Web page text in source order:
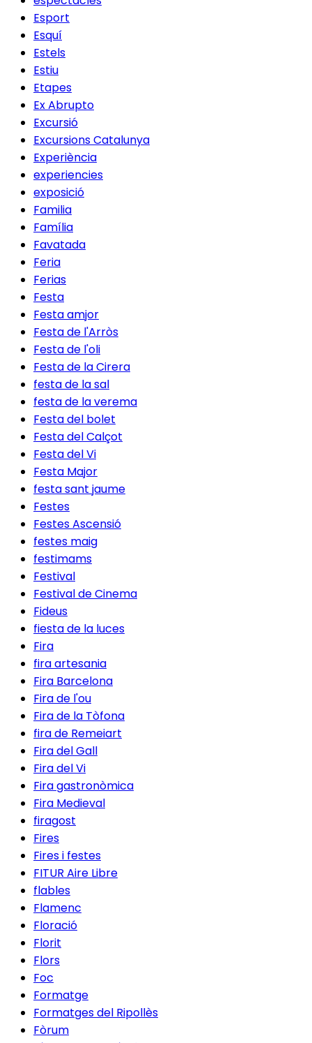
Esport
Esquí
Estels
Estiu
Etapes
Ex Abrupto
Excursió
Excursions Catalunya
Experiència
experiencies
exposició
Familia
Família
Favatada
Feria
Ferias
Festa
Festa amjor
Festa de l'Arròs
Festa de l'oli
Festa de la Cirera
festa de la sal
festa de la verema
Festa del bolet
Festa del Calçot
Festa del Vi
Festa Major
festa sant jaume
Festes
Festes Ascensió
festes maig
festimams
Festival
Festival de Cinema
Fideus
fiesta de la luces
Fira
fira artesania
Fira Barcelona
Fira de l'ou
Fira de la Tòfona
fira de Remeiart
Fira del Gall
Fira del Vi
Fira gastronòmica
Fira Medieval
firagost
Fires
Fires i festes
FITUR Aire Libre
flables
Flamenc
Floració
Florit
Flors
Foc
Formatge
Formatges del Ripollès
Fòrum